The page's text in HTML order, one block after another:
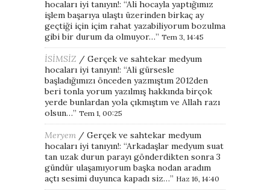
hocaları iyi tanıyın!: “Ali hocayla yaptığımız
işlem başarıya ulaştı üzerinden birkaç ay
geçtiği için içim rahat yazabiliyorum bozulma
gibi bir durum da olmuyor…” Tem 3, 14:45
İSİMSİZ / Gerçek ve sahtekar medyum
hocaları iyi tanıyın!: “Ali gürsesle
başladığımızı önceden yazmıştım 2012den
beri tonla yorum yazılmış hakkında birçok
yerde bunlardan yola çıkmıştım ve Allah razı
olsun…” Tem 1, 00:25
Meryem / Gerçek ve sahtekar medyum
hocaları iyi tanıyın!: “Arkadaşlar medyum suat
tan uzak durun parayı gönderdikten sonra 3
gündür ulaşamıyorum başka nodan aradım
açtı sesimi duyunca kapadı siz…” Haz 16, 14:40